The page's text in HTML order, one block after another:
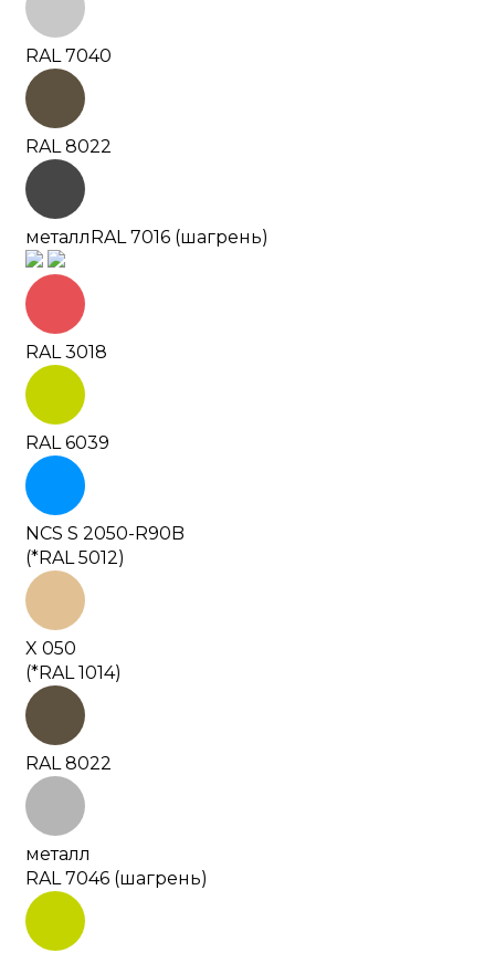
RAL 7040
RAL 8022
металлRAL 7016 (шагрень)
RAL 3018
RAL 6039
NCS S 2050-R90B
(*RAL 5012)
X 050
(*RAL 1014)
RAL 8022
металл
RAL 7046 (шагрень)